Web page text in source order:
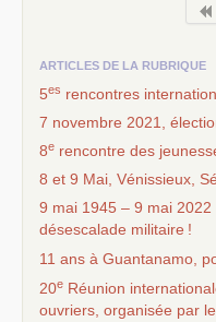
ARTICLES DE LA RUBRIQUE
5es rencontres
7 novembre 2021,
8e rencontre des
8 et 9 Mai, Vénissieux,
9 mai 1945 – 9 mai
désescalade militaire !
11 ans à Guantanamo,
20e Réunion
ouvriers, organisée par le